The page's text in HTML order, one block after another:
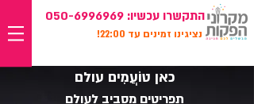
התקשרו עכשיו: 050-6996969
נציגינו זמינים עד 22:00!
כאן טוֹעֲמִים עולם
תפריטים מסביב לעולם